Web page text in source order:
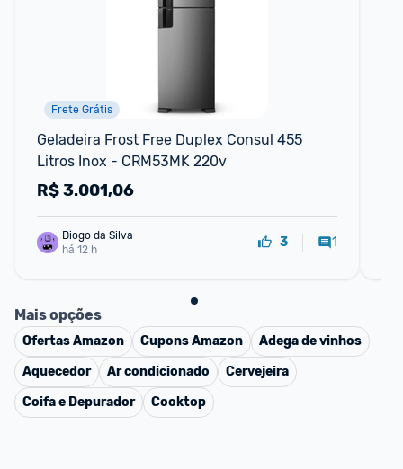
Frete Grátis
Geladeira Frost Free Duplex Consul 455
Litros Inox - CRM53MK 220v
R$3.001,06
Diogo da Silva
há 12 h
3 1
Mais opções
OfertasAmazon CuponsAmazon
Adega de vinhos
Aquecedor
Ar condicionado
Cervejeira
Coifa e Depurador
Cooktop